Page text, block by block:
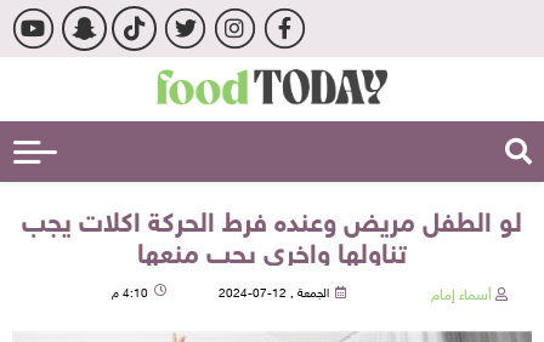
لو الطفل مريض وعنده فرط الحركة اكلات يجب
تناولها واخري يجب منعها
أسماء إمام الجمعة , 12-07-2024 4:10 م